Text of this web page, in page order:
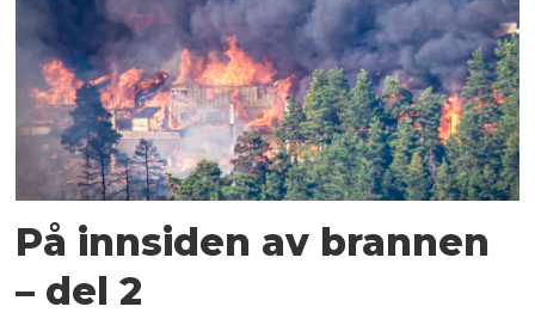
På innsiden av brannen
– del 2